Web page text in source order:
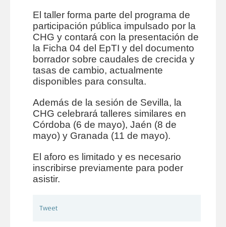
El taller forma parte del programa de
participación pública impulsado por la
CHG y contará con la presentación de
la Ficha 04 del EpTI y del documento
borrador sobre caudales de crecida y
tasas de cambio, actualmente
disponibles para consulta.
Además de la sesión de Sevilla, la
CHG celebrará talleres similares en
Córdoba (6 de mayo), Jaén (8 de
mayo) y Granada (11 de mayo).
El aforo es limitado y es necesario
inscribirse previamente para poder
asistir.
Tweet